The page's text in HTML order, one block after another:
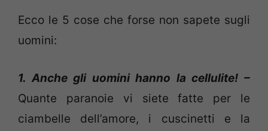
Ecco le 5 cose che forse non sapete sugli
uomini:
1. Anche gli uomini hanno la cellulite! –
Quante paranoie vi siete fatte per le
ciambelle dell’amore, i cuscinetti e la